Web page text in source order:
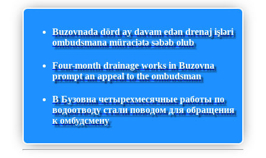
Buzovnada dörd ay davam edən drenaj işləri
ombudsmana müraciətə səbəb olub
Four-month drainage works in Buzovna
prompt an appeal to the ombudsman
В Бузовна четырехмесячные работы по
водоотводу стали поводом для обращения
к омбудсмену